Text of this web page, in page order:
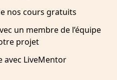
nos cours gratuits
un membre de l’équipe
projet
avec LiveMentor